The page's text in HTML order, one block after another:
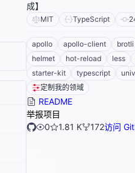
成】
MIT TypeScript
apollo apollo-client brotli
helmet
hot-reload less
starter-kit
typescript
定制我的领域
README
举报项目
0
1.81 K 172访问